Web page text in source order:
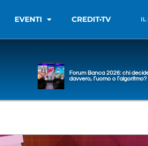
EVENTI CREDIT•TV IL
Forum Banca 2026: chi
davvero, l’uomo o l’algoritmo?